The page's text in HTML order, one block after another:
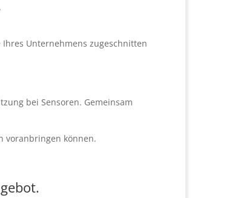
Unternehmens zugeschnitten
bei Sensoren. Gemeinsam
voranbringen können.